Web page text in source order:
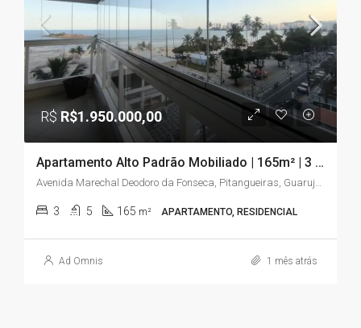
R$ R$1.950.000,00
Apartamento Alto Padrão Mobiliado | 165m² | 3 Suítes | Vista para o Mar | Pitangueiras – Guarujá/SP
Avenida Marechal Deodoro da Fonseca, Pitangueiras, Guarujá, São Paulo, Região Sudeste, 11410-222, Brasil
3 5 165 m² APARTAMENTO, RESIDENCIAL
Ad Omnis 1 mês atrás